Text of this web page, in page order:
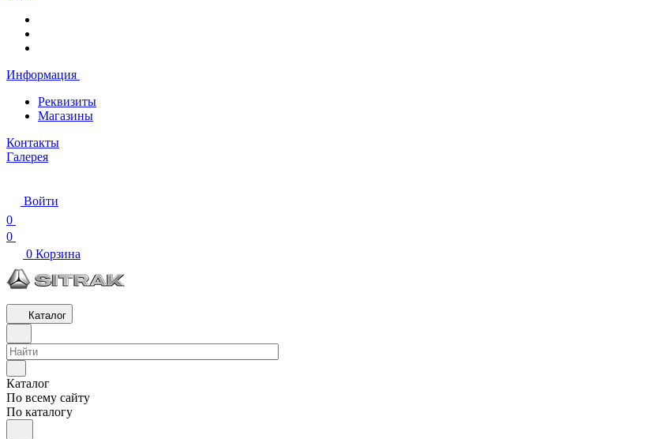
Информация
Реквизиты
Магазины
Контакты
Галерея
Войти
0
0
0 Корзина
Каталог
Каталог
По всему сайту
По каталогу